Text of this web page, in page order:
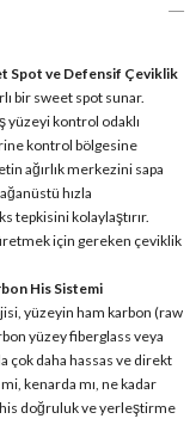
Spot ve Defensif Çeviklik
bir sweet spot sunar.
yüzeyi kontrol odaklı
kontrol bölgesine
ağırlık merkezini sapa
hızla
tepkisini kolaylaştırır.
için gereken çeviklik
His Sistemi
yüzeyin ham karbon (raw
yüzey fiberglass veya
çok daha hassas ve direkt
kenarda mı, ne kadar
his doğruluk ve yerleştirme